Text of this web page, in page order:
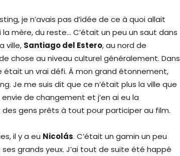
je n’avais pas d’idée de ce à quoi allait
la mère, du reste… C’était un peu un saut dans
ville, Santiago del Estero, au nord de
chose au niveau culturel généralement. Dans
un vrai défi. À mon grand étonnement,
Je me suis dit que ce n’était plus la ville que
de changement et j’en ai eu la
gens prêts à tout pour participer au film.
il y a eu Nicolás. C’était un gamin un peu
grands yeux. J’ai tout de suite été happé